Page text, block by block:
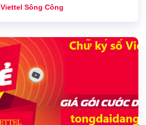
Viettel Sông Công